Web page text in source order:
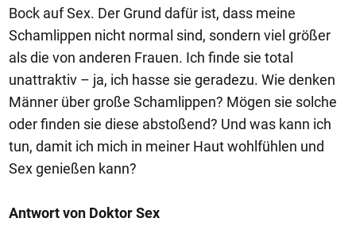
Bock auf Sex. Der Grund dafür ist, dass meine
Schamlippen nicht normal sind, sondern viel größer
als die von anderen Frauen. Ich finde sie total
unattraktiv – ja, ich hasse sie geradezu. Wie denken
Männer über große Schamlippen? Mögen sie solche
oder finden sie diese abstoßend? Und was kann ich
tun, damit ich mich in meiner Haut wohlfühlen und
Sex genießen kann?
Antwort von Doktor Sex